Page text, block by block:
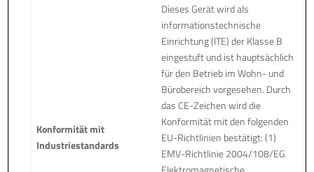
Konformität mit
Industriestandards
Dieses Gerät wird als
informationstechnische
Einrichtung (ITE) der Klasse B
eingestuft und ist hauptsächlich
für den Betrieb im Wohn- und
Bürobereich vorgesehen. Durch
das CE-Zeichen wird die
Konformität mit den folgenden
EU-Richtlinien bestätigt: (1)
EMV-Richtlinie 2004/108/EG